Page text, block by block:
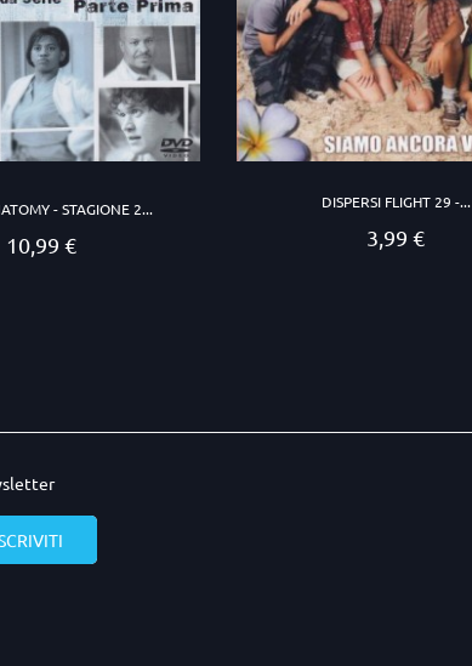
- STAGIONE 2...
Prezzo
10,99 €
DISPERSI FLIGHT 29 -...
Prezzo
3,99 €